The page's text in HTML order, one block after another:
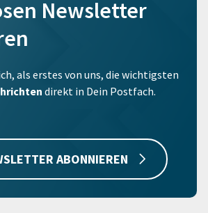
Newsletter
als erstes von uns, die wichtigsten
direkt in Dein Postfach.
ABONNIEREN